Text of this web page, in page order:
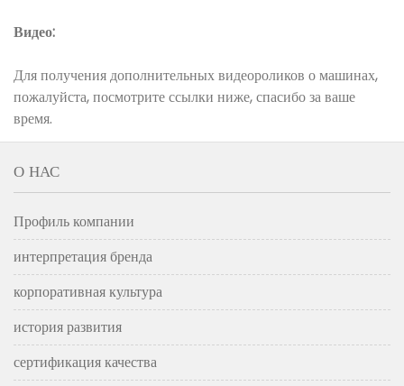
Видео:
Для получения дополнительных видеороликов о машинах,
пожалуйста, посмотрите ссылки ниже, спасибо за ваше
время.
О НАС
Профиль компании
интерпретация бренда
корпоративная культура
история развития
сертификация качества